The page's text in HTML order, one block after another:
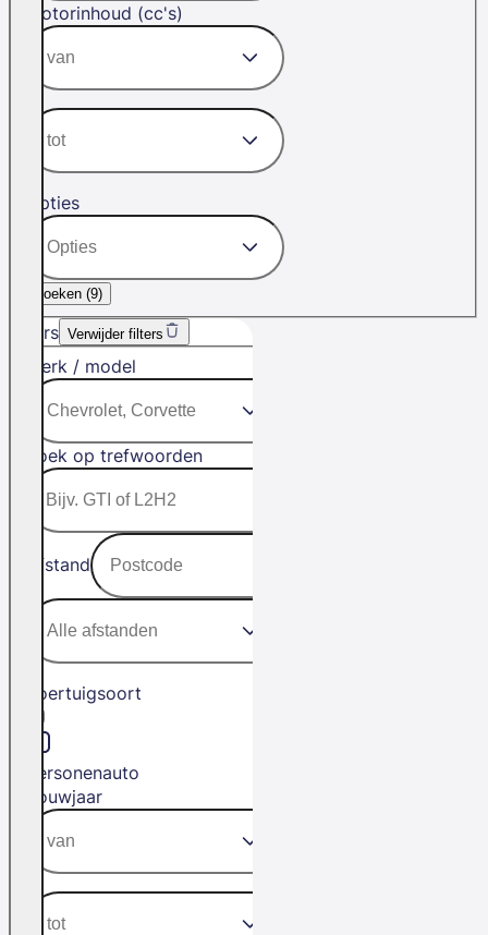
Motorinhoud (cc's)
Opties
Zoeken (9)
Filters Verwijder filters
Merk / model
Zoek op trefwoorden
Afstand
Voertuigsoort
Personenauto
Bouwjaar